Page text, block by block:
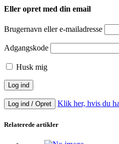
Eller opret med din email
Brugernavn eller e-mailadresse
Adgangskode
Husk mig
Log ind / Opret Klik her, hvis du
Relaterede artikler